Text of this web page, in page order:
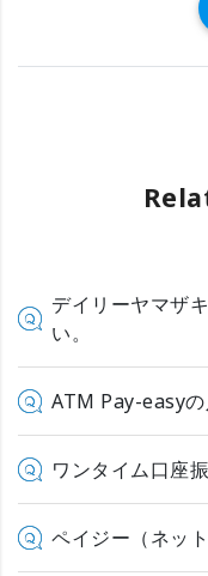
デイリーヤマザ
い。
ATM Pay-easyの
ワンタイム口座
ペイジー（ネッ